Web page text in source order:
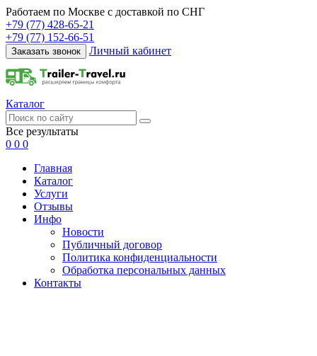
Работаем по Москве с доставкой по СНГ
+79 (77) 428-65-21
+79 (77) 152-66-51
Заказать звонок Личный кабинет
Каталог
Все результаты
0 0 0
Главная
Каталог
Услуги
Отзывы
Инфо
Новости
Публичный договор
Политика конфиденциальности
Обработка персональных данных
Контакты